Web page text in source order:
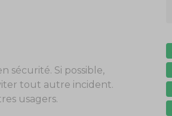
sécurité. Si possible,
tout autre incident.
usagers.